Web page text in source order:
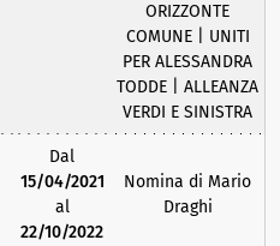
ORIZZONTE
COMUNE | UNITI
PER ALESSANDRA
TODDE | ALLEANZA
VERDI E SINISTRA
Dal
15/04/2021
al
22/10/2022
Nomina di Mario
Draghi